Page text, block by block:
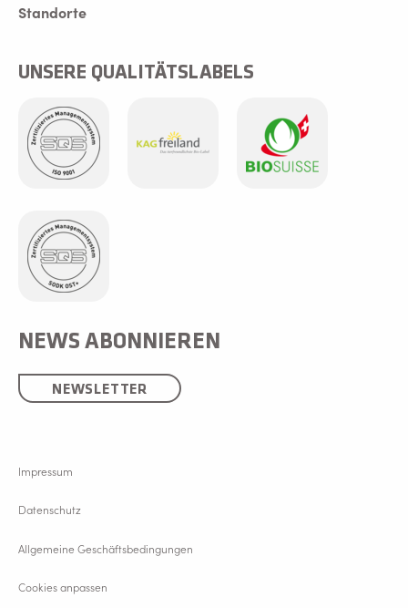
Standorte
UNSERE QUALITÄTSLABELS
NEWS ABONNIEREN
NEWSLETTER
Impressum
Datenschutz
Allgemeine Geschäftsbedingungen
Cookies anpassen